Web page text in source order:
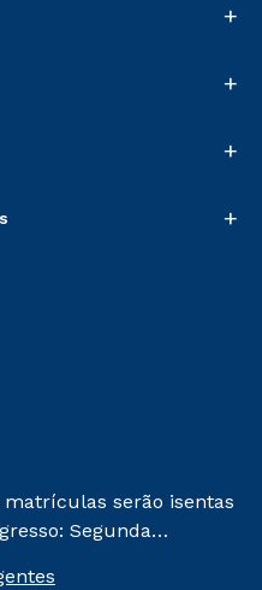
+
+
+
+
matrículas serão isentas
Segunda